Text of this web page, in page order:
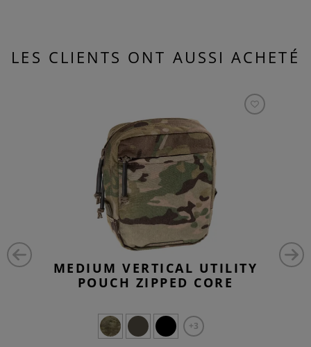
LES CLIENTS ONT AUSSI ACHETÉ
MEDIUM VERTICAL UTILITY
POUCH ZIPPED CORE
+3